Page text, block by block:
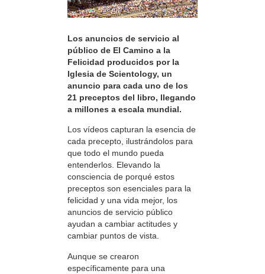
Los anuncios de servicio al
público de El Camino a la
Felicidad producidos por la
Iglesia de Scientology, un
anuncio para cada uno de los
21 preceptos del libro, llegando
a millones a escala mundial.
Los vídeos capturan la esencia de
cada precepto, ilustrándolos para
que todo el mundo pueda
entenderlos. Elevando la
consciencia de porqué estos
preceptos son esenciales para la
felicidad y una vida mejor, los
anuncios de servicio público
ayudan a cambiar actitudes y
cambiar puntos de vista.
Aunque se crearon
específicamente para una